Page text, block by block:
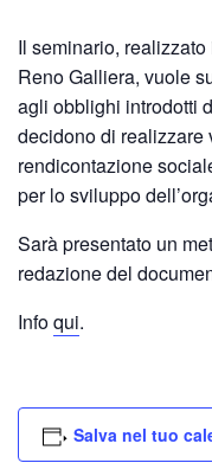
Il seminario,
Reno Galliera, vuole
agli obblighi introdotti
decidono di realizzare
rendicontazione
per lo sviluppo
Sarà presentato un
redazione del
Infoqui.
Salva nel tuo